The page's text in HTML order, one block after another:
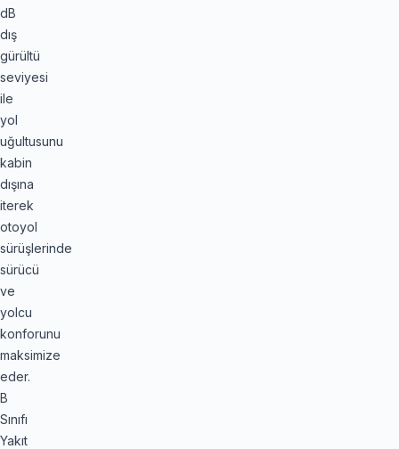
dB
dış
gürültü
seviyesi
ile
yol
uğultusunu
kabin
dışına
iterek
otoyol
sürüşlerinde
sürücü
ve
yolcu
konforunu
maksimize
eder.
B
Sınıfı
Yakıt